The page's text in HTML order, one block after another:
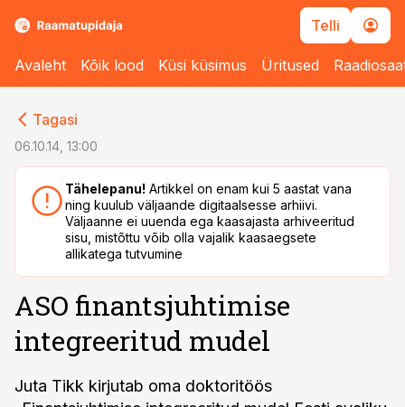
Telli
Avaleht Kõik lood Küsi küsimus Üritused
Tagasi
06.10.14, 13:00
Tähelepanu! Artikkel on enam kui 5 aastat vana
ning kuulub väljaande digitaalsesse arhiivi.
Väljaanne ei uuenda ega kaasajasta arhiveeritud
sisu, mistõttu võib olla vajalik kaasaegsete
allikatega tutvumine
ASO finantsjuhtimise
integreeritud mudel
Juta Tikk kirjutab oma doktoritöös